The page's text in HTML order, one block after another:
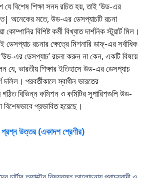
বিশেষ শিক্ষা সনদ রচিত হয়, তাই ‘উড-এর
অনেকের মতে, উড-এর ডেসপ্যাচটি রচনা
বিশিষ্ট কর্মী বিখ্যাত দার্শনিক স্টুয়ার্ট মিল।
রচনার ক্ষেত্রে মিশনারি ডাফ্-এর সর্বাধিক
এর ডেসপ্যাচ’ রচনা করুন না কেন, একটি বিষয়ে
ভারতীয় শিক্ষার ইতিহাসে উড-এর ডেসপ্যাচ
পরবর্তীকালে স্বাধীন ভারতের
গঠিত বিভিন্ন কমিশন ও কমিটির সুপারিশগুলি উড-
বিশেষভাবে প্রভাবিত হয়েছে।
উত্তর (একাদশ শ্রেণীর)